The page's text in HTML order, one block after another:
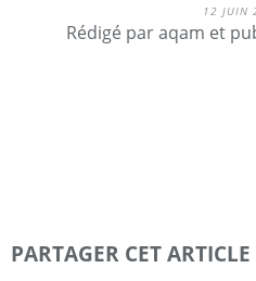
12 JUIN
Rédigé par aqam et
PARTAGER CET ARTICLE